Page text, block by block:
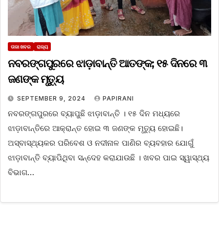
ତାଜା ଖବର ରାଜ୍ୟ
ନବରଙ୍ଗପୁରରେ ଝାଡ଼ାବାନ୍ତି ଆତଙ୍କ; ୧୫ ଦିନରେ ୩
ଜଣଙ୍କ ମୃତ୍ୟୁ
SEPTEMBER 9, 2024 PAPIRANI
ନବରଙ୍ଗପୁରରେ ବ୍ୟାପୁଛି ଝାଡ଼ାବାନ୍ତି । ୧୫ ଦିନ ମଧ୍ୟରେ
ଝାଡ଼ାବାନ୍ତିରେ ଆକ୍ରାନ୍ତ ହୋଇ ୩ ଜଣଙ୍କ ମୃତ୍ୟୁ ହୋଇଛି।
ଅସ୍ବାସ୍ଥ୍ୟକର ପରିବେଶ ଓ ନଦୀନାଳ ପାଣିର ବ୍ୟବହାର ଯୋଗୁଁ
ଝାଡ଼ାବାନ୍ତି ବ୍ୟାପିଥିବା ସନ୍ଦେହ କରାଯାଉଛି । ଖବର ପାଇ ସ୍ୱାସ୍ଥ୍ୟ
ବିଭାଗ…